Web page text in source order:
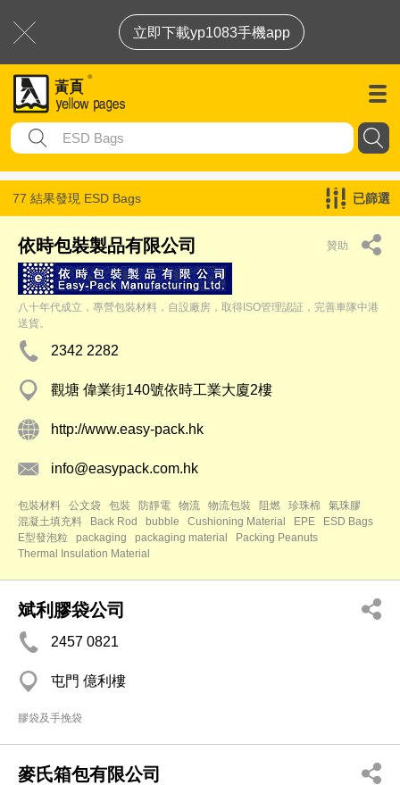
立即下載yp1083手機app
77 結果發現 ESD Bags 已篩選
依時包裝製品有限公司 贊助
八十年代成立，專營包裝材料，自設廠房，取得ISO管理認証，完善車隊中港
送貨。
2342 2282
觀塘 偉業街140號依時工業大廈2樓
http://www.easy-pack.hk
info@easypack.com.hk
包裝材料 公文袋 包裝 防靜電 物流 物流包裝 阻燃 珍珠棉
氣珠膠
混凝土填充料
Back Rod bubble Cushioning Material EPE
ESD Bags
E型發泡粒
packaging packaging material
Packing Peanuts
Thermal Insulation Material
斌利膠袋公司
2457 0821
屯門 億利樓
膠袋及手挽袋
麥氏箱包有限公司